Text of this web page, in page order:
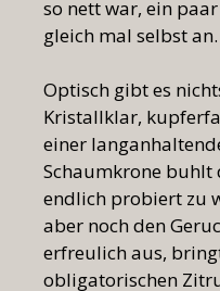
so nett war, ein
gleich mal selbst an.
Optisch gibt es
Kristallklar,
einer
Schaumkrone buhlt
endlich probiert zu
aber noch den
erfreulich aus,
obligatorischen